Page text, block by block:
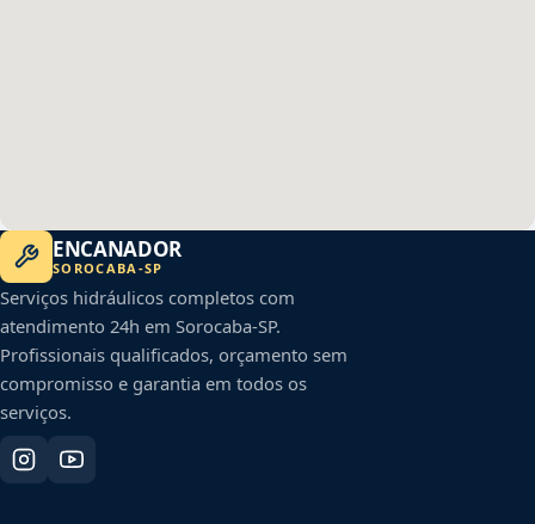
ENCANADOR
SOROCABA -SP
Serviços hidráulicos completos com
atendimento 24h em Sorocaba-SP.
Profissionais qualificados, orçamento sem
compromisso e garantia em todos os
serviços.